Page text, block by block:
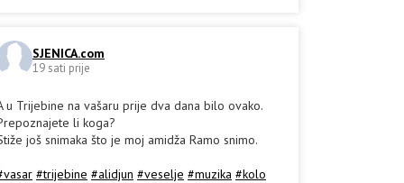
SJENICA.com
19 sati prije
u Trijebine na vašaru prije dva dana bilo ovako.
li koga?
još snimaka što je moj amidža Ramo snimo.
#trijebine #alidjun #veselje #muzika #kolo